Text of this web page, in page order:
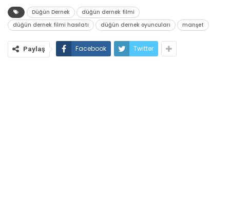
Düğün Dernek
düğün dernek filmi
düğün dernek filmi hasılatı
düğün dernek oyuncuları manşet
Paylaş Facebook Twitter